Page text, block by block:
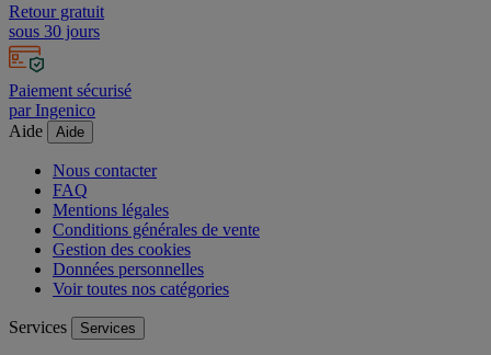
Retour gratuit
sous 30 jours
Paiement sécurisé
par Ingenico
Aide
Aide
Nous contacter
FAQ
Mentions légales
Conditions générales de vente
Gestion des cookies
Données personnelles
Voir toutes nos catégories
Services Services